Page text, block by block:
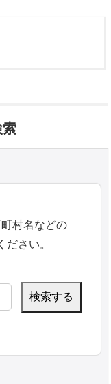
索
村名などの
さい。